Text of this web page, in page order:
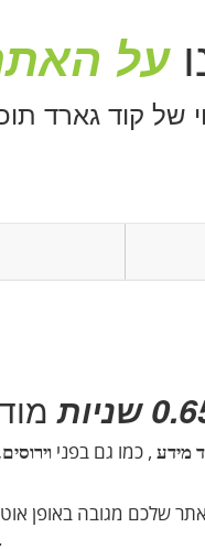
על
של קוד גארד
מידע , כמו גם בפני
שלכם מגובה באופן
האתר שלכם מהגיבוי בלחיצת כפתור פשוטה ומהירה.